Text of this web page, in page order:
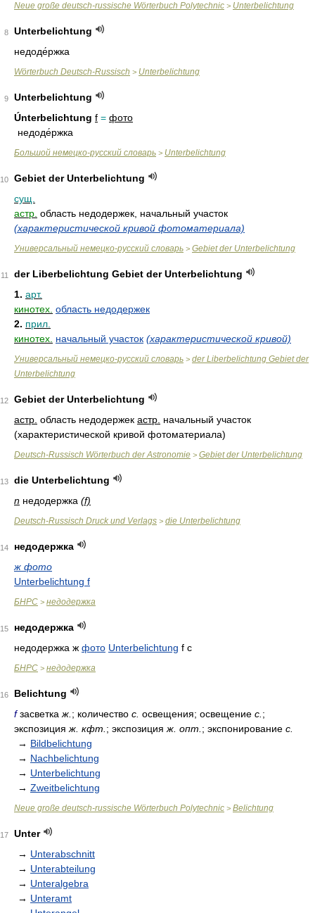
Neue große deutsch-russische Wörterbuch Polytechnic > Unterbelichtung
8
Unterbelichtung
недоде́ржка
Wörterbuch Deutsch-Russisch > Unterbelichtung
9
Unterbelichtung
Únterbelichtung f = фото
недоде́ржка
Большой немецко-русский словарь > Unterbelichtung
10
Gebiet der Unterbelichtung
сущ.
астр. область недодержек, начальный участок
(характеристической кривой фотоматериала)
Универсальный немецко-русский словарь > Gebiet der Unterbelichtung
11
der Liberbelichtung Gebiet der Unterbelichtung
1. арт.
кинотех. область недодержек
2. прил.
кинотех. начальный участок (характеристической кривой)
Универсальный немецко-русский словарь > der Liberbelichtung Gebiet der
Unterbelichtung
12
Gebiet der Unterbelichtung
астр. область недодержек астр. начальный участок
(характеристической кривой фотоматериала)
Deutsch-Russisch Wörterbuch der Astronomie > Gebiet der Unterbelichtung
13
die Unterbelichtung
n недодержка (f)
Deutsch-Russisch Druck und Verlags > die Unterbelichtung
14
недодержка
ж фото
Unterbelichtung f
БНРС > недодержка
15
недодержка
недодержка ж фото Unterbelichtung f c
БНРС > недодержка
16
Belichtung
fзасветка ж. ; количество с. освещения; освещение с. ;
экспозиция ж. кфт. ; экспозиция ж. опт. ; экспонирование с.
→ Bildbelichtung
→ Nachbelichtung
→ Unterbelichtung
→ Zweitbelichtung
Neue große deutsch-russische Wörterbuch Polytechnic > Belichtung
17
Unter
→ Unterabschnitt
→ Unterabteilung
→ Unteralgebra
→ Unteramt